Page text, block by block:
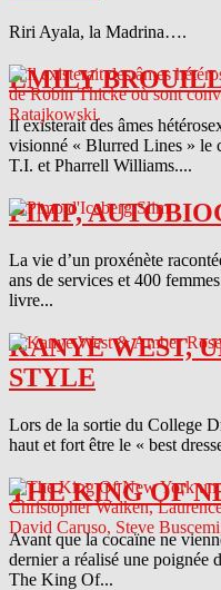
Riri Ayala, la Madrina….
EMILY
Il existerait des âmes
visionné « Blurred Lines » le
T.I. et Pharrell Williams....
PIMP,
La vie d’un proxénète
ans de services et 400
livre...
KANYE WEST,
STYLE
Lors de la sortie du College
haut et fort être le « best
THE KING OF
Avant que la cocaïne ne
dernier a réalisé une poignée
The King Of...